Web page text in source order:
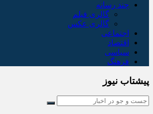
چند رسانه
گالری فیلم
گالری عکس
اجتماعی
اقتصاد
سیاسی
فرهنگ
پیشتاب نیوز